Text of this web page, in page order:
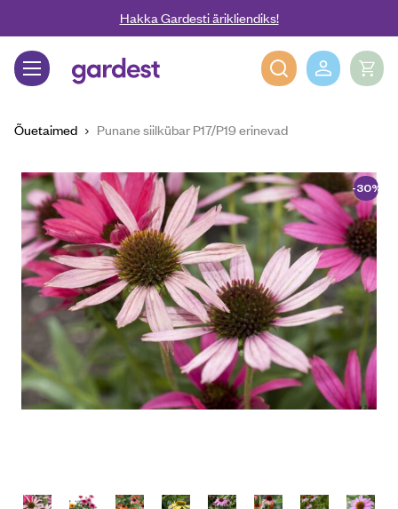
Liigu edasi põhisisu juurdeHakka Gardesti ärikliendiks!
Gardest
Õuetaimed Punane siilkübar P17/P19 erinevad
-30%